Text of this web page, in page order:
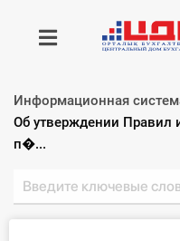
Получить
Главная ИС
Информационная
Текущий:
Об утверждении Правил
п�...